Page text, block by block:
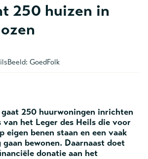
250 huizen in
Beeld: GoedFolk
250 huurwoningen inrichten
van het Leger des Heils die voor
eigen benen staan en een vaak
bewonen. Daarnaast doet
donatie aan het